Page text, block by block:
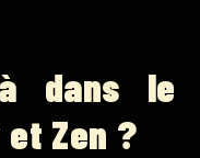
dans le
Zen ?